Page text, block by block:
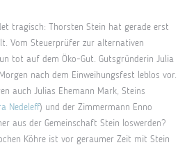
tragisch: Thorsten Stein hat gerade erst
Vom Steuerprüfer zur alternativen
tot auf dem Öko-Gut. Gutsgründerin Julia
nach dem Einweihungsfest leblos vor.
auch Julias Ehemann Mark, Steins
Nedeleff) und der Zimmermann Enno
aus der Gemeinschaft Stein loswerden?
Köhre ist vor geraumer Zeit mit Stein